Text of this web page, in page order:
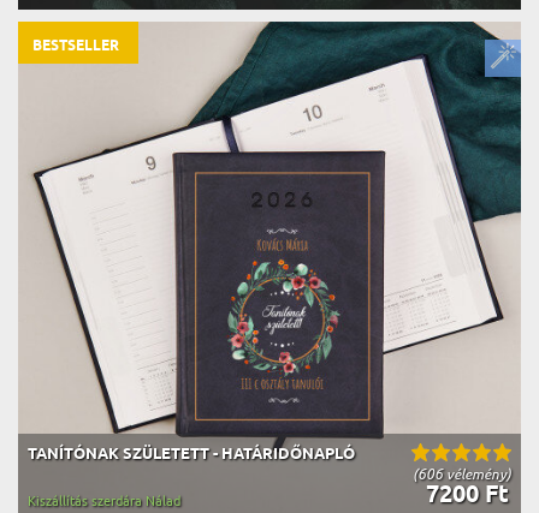
(606 vélemény)
TANÍTÓNAK SZÜLETETT - HATÁRIDŐNAPLÓ
7200 Ft
Kiszállítás szerdára Nálad
BESTSELLER